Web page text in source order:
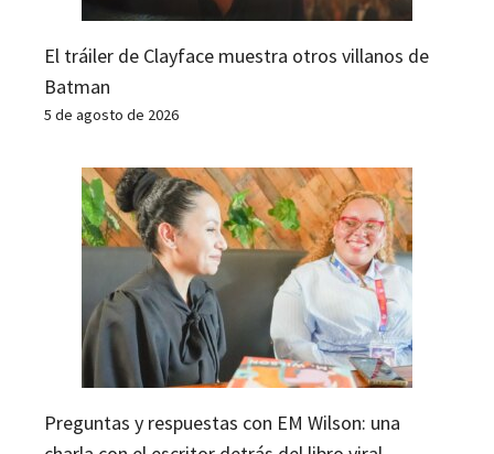
El tráiler de Clayface muestra otros villanos de
Batman
5 de agosto de 2026
Preguntas y respuestas con EM Wilson: una